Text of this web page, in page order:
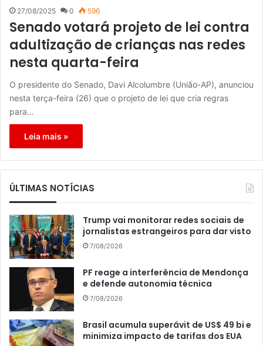
27/08/2025 0 596
Senado votará projeto de lei contra
adultização de crianças nas redes
nesta quarta-feira
O presidente do Senado, Davi Alcolumbre (União-AP), anunciou
nesta terça-feira (26) que o projeto de lei que cria regras
para…
Leia mais »
ÚLTIMAS NOTÍCIAS
Trump vai monitorar redes sociais de
jornalistas estrangeiros para dar visto
7/08/2026
PF reage a interferência de Mendonça
e defende autonomia técnica
7/08/2026
Brasil acumula superávit de US$ 49 bi e
minimiza impacto de tarifas dos EUA